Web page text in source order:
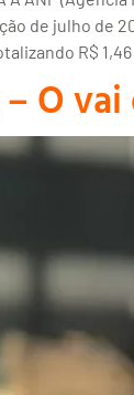
de julho de
R$
O